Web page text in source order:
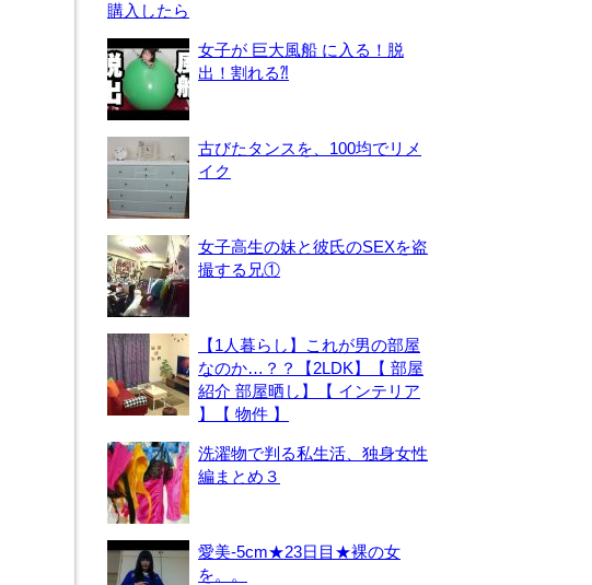
購入したら
女子が 巨大風船 に入る！脱
出！割れる⁈
古びたタンスを、100均でリメ
イク
女子高生の妹と彼氏のSEXを盗
撮する兄①
【1人暮らし】これが男の部屋
なのか…？？【2LDK】【 部屋
紹介 部屋晒し】【 インテリア
】【 物件 】
洗濯物で判る私生活、独身女性
編まとめ３
愛美-5cm★23日目★裸の女
を。。